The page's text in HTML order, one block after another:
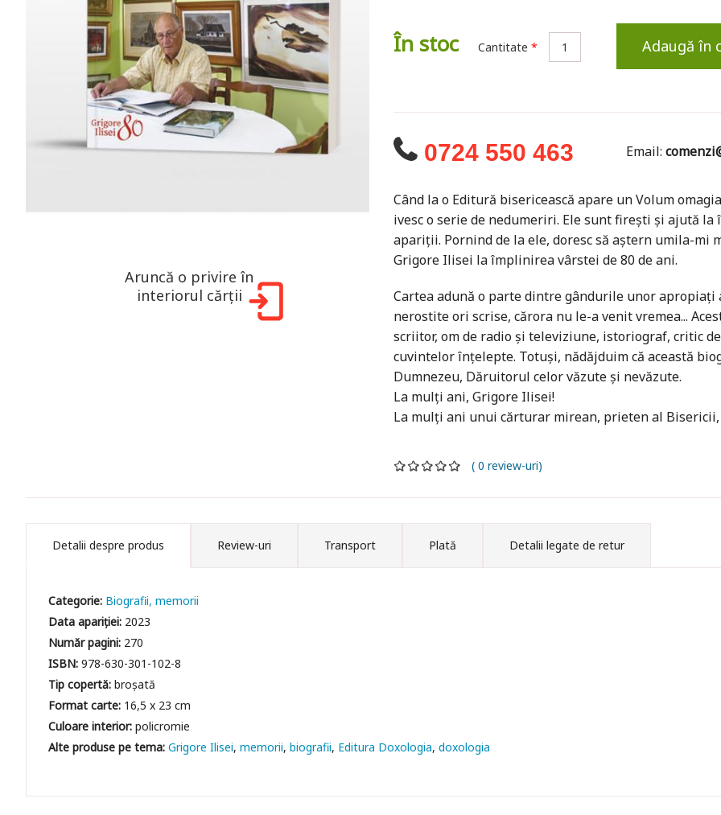
Aruncă o privire în
interiorul cărții
În stoc Cantitate * Adaugă în
0724 550 463 Email:
Când la o Editură bisericească apare un Volum
ivesc o serie de nedumeriri. Ele sunt firești și ajută
apariţii. Pornind de la ele, doresc să aștern umila-
Grigore Ilisei la împlinirea vârstei de 80 de ani.
Cartea adună o parte dintre gândurile unor
nerostite ori scrise, cărora nu le-a venit vremea...
scriitor, om de radio și televiziune, istoriograf, critic
cuvintelor înţelepte. Totuși, nădăjduim că această
Dumnezeu, Dăruitorul celor văzute și nevăzute.
La mulţi ani, Grigore Ilisei!
La mulţi ani unui cărturar mirean, prieten al Bisericii,
( 0 review-uri)
Detalii despre produs Review-uri Transport Plată Detalii legate de retur
Categorie: Biografii, memorii
Data apariției: 2023
Număr pagini: 270
ISBN:978-630-301-102-8
Tip copertă:broșată
Format carte: 16,5 x 23 cm
Culoare interior:policromie
Grigore Ilisei memorii biografii Editura Doxologia doxologia